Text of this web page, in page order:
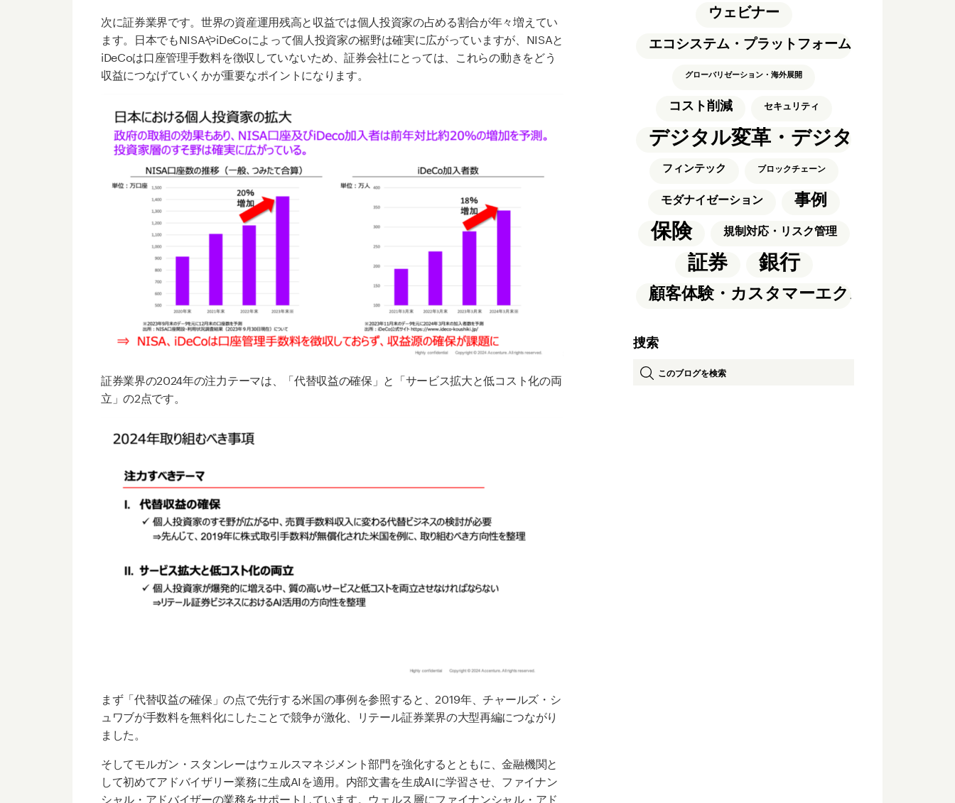
次に証券業界です。世界の資産運用残高と収益では個人投資家の占める割合が年々増えてい
ます。日本でもNISAやiDeCoによって個人投資家の裾野は確実に広がっていますが、 NISAと
iDeCoは口座管理手数料を徴収していないため、証券会社にとっては、これらの動きをどう
収益につなげていくかが重要なポイントになります。
証券業界の2024年の注力テーマは、「代替収益の確保」と「サービス拡大と低コスト化の両
立」の2点です。
まず「代替収益の確保」の点で先行する米国の事例を参照すると、2019年、チャールズ・シ
ュワブが手数料を無料化にしたことで競争が激化、リテール証券業界の大型再編につながり
ました。
そしてモルガン・スタンレーはウェルスマネジメント部門を強化するとともに、金融機関と
して初めてアドバイザリー業務に生成AIを適用。内部文書を生成AIに学習させ、ファイナン
シャル・アドバイザーの業務をサポートしています。ウェルス層にファイナンシャル・アド
ウェビナー
エコシステム・プラットフォーム
グローバリゼーション・海外展開
コスト削減 セキュリティ
デジタル変革・デジタルトラン
フィンテック ブロックチェーン
モダナイゼーション 事例
保険 規制対応・リスク管理
証券 銀行
顧客体験・カスタマーエクスペリエンス
捜索